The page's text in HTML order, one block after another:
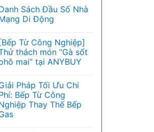
Sách Đầu Số Nhà
Di Động
[Bếp Từ Công Nghiệp]
thách món “Gà sốt
mai” tại ANYBUY
Pháp Tối Ưu Chi
Bếp Từ Công
Thay Thế Bếp